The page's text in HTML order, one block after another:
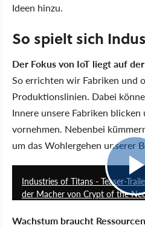
Ideen hinzu.
So spielt sich
Der Fokus von IoT liegt auf
So errichten wir Fabriken und
Produktionslinien. Dabei
Innere unsere Fabriken
vornehmen. Nebenbei
um das Wohlergehen unserer
Industries of Titans - Teaser-
der Macher von Crypt of the
Wachstum braucht